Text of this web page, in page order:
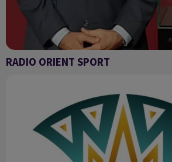
RADIO ORIENT SPORT